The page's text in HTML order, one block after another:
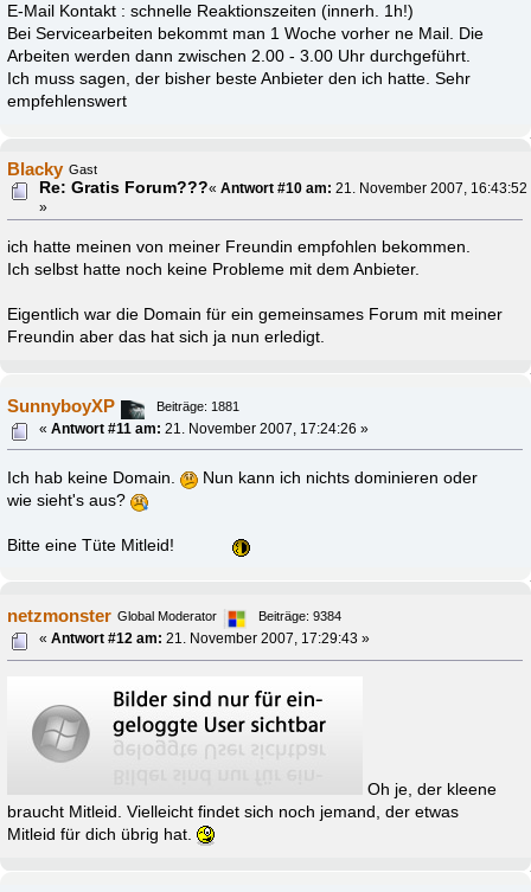
E-Mail Kontakt : schnelle Reaktionszeiten (innerh. 1h!)
Bei Servicearbeiten bekommt man 1 Woche vorher ne Mail. Die
Arbeiten werden dann zwischen 2.00 - 3.00 Uhr durchgeführt.
Ich muss sagen, der bisher beste Anbieter den ich hatte. Sehr
empfehlenswert
Blacky Gast
Re: Gratis Forum???«Antwort #10 am: 21. November 2007, 16:43:52
»
ich hatte meinen von meiner Freundin empfohlen bekommen.
Ich selbst hatte noch keine Probleme mit dem Anbieter.
Eigentlich war die Domain für ein gemeinsames Forum mit meiner
Freundin aber das hat sich ja nun erledigt.
SunnyboyXP
Beiträge: 1881
«Antwort #11 am: 21. November 2007, 17:24:26 »
Ich hab keine Domain.
Nun kann ich nichts dominieren oder
wie sieht's aus?
Bitte eine Tüte Mitleid!
netzmonster Global Moderator
Beiträge: 9384
«Antwort #12 am: 21. November 2007, 17:29:43 »
Oh je, der kleene
braucht Mitleid. Vielleicht findet sich noch jemand, der etwas
Mitleid für dich übrig hat.